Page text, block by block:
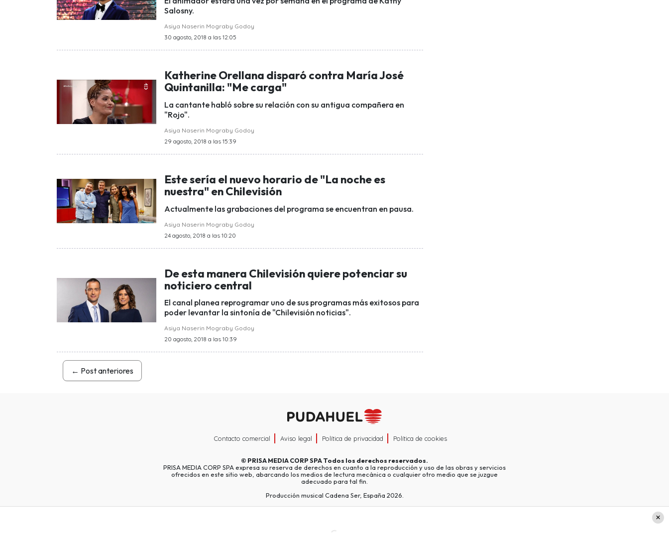
Salosny.
Asiya Naserin Mograby Godoy
30 agosto, 2018 a las 12:05
Katherine Orellana disparó contra María José
Quintanilla: "Me carga"
La cantante habló sobre su relación con su antigua compañera en
"Rojo".
Asiya Naserin Mograby Godoy
29 agosto, 2018 a las 15:39
Este sería el nuevo horario de "La noche es
nuestra" en Chilevisión
Actualmente las grabaciones del programa se encuentran en pausa.
Asiya Naserin Mograby Godoy
24 agosto, 2018 a las 10:20
De esta manera Chilevisión quiere potenciar su
noticiero central
El canal planea reprogramar uno de sus programas más exitosos para
poder levantar la sintonía de "Chilevisión noticias".
Asiya Naserin Mograby Godoy
20 agosto, 2018 a las 10:39
← Post anteriores
Contacto comercial Aviso legal Política de privacidad Política de cookies
© PRISA MEDIA CORP SPATodos los derechos reservados.
PRISA MEDIA CORP SPA expresa su reserva de derechos en cuanto a la reproducción y uso de las obras y servicios
ofrecidos en este sitio web, abarcando los medios de lectura mecánica o cualquier otro medio que se juzgue
adecuado para tal fin.
Producción musical Cadena Ser, España 2026.